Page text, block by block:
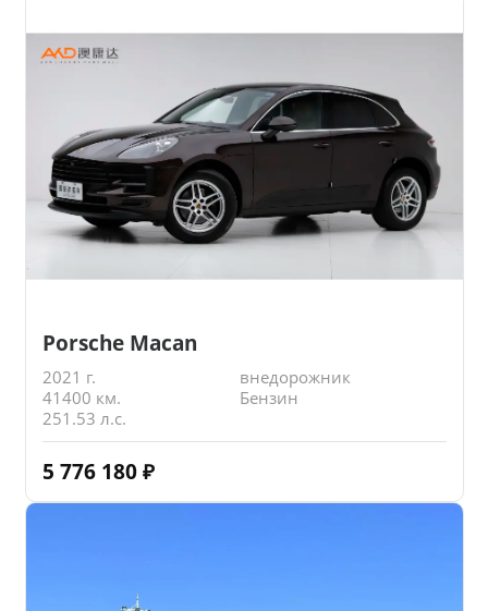
Porsche Macan
2021 г.
внедорожник
41400 км.
Бензин
251.53 л.с.
5 776 180 ₽